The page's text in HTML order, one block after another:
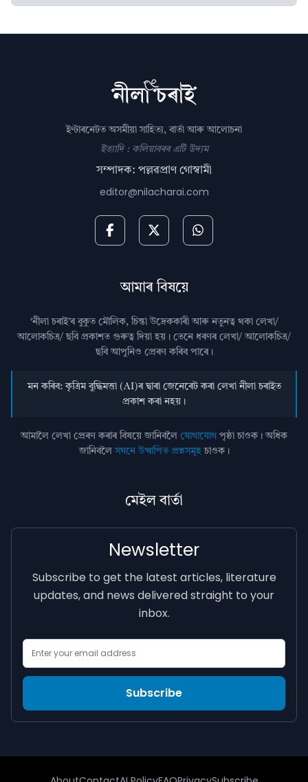
ইণ্টাৰনেটত অসমীয়া সাহিত্য, বাৰ্তা আৰু আলোচনা
ইত্যাদি : কলিয়াবৰৰ এটি উদ্যম
সম্পাদক: পল্লৱপ্ৰাণ গোস্বামী
editor@nilacharai.com
আমাৰ বিষয়ে
‘নীলা চৰাই’ৰ বুকুত মৌলিক, চিন্তা উদ্রেককাৰী আৰু নতুনত্ব থকা লেখা/
আলোকচিত্ৰ/ ছবি প্রকাশত গুৰুত্ব দিয়া হয়। তেনে ধৰণৰ লেখা/ আলোকচিত্ৰ/
ছবি আপুনিও প্রেৰণ কৰিব পাৰে।
মন কৰিব: কৃত্ৰিম বুদ্ধিমত্তা (AI)ৰ দ্বাৰা জেনেৰেট কৰা লেখা নীলা চৰাইত
প্ৰকাশ কৰা নহয়।
আমালৈ লেখা প্ৰেৰণ কৰাৰ বিষয়ে জানিবলৈ যোগাযোগ পৃষ্ঠা চাওক। অধিক
জানিবলৈসঘনে উত্থাপিত প্ৰশ্নসমূহচাওক।
মেইল বাৰ্তা
Newsletter
Subscribe to get the latest articles, literature
updates, and news delivered straight to your
inbox.
Subscribe